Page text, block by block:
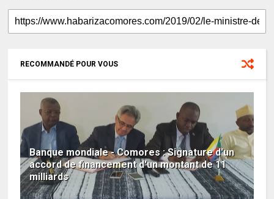
RECOMMANDÉ POUR VOUS
Banque mondiale - Comores : Signature d'un
accord de financement d'un montant de 11
milliards